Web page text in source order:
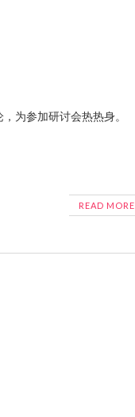
为参加研讨会热热身。
READ MORE